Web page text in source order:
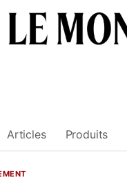
Articles Produits